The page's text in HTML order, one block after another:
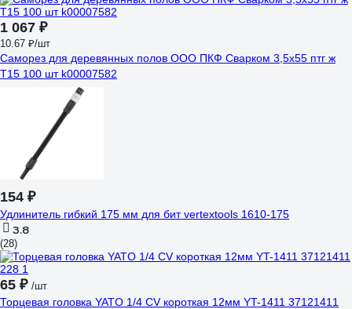
1 067 ₽
10.67 ₽/шт
Саморез для деревянных полов ООО ПКФ Сварком 3,5x55 птг ж
Т15 100 шт k00007582
154 ₽
Удлинитель гибкий 175 мм для бит vertextools 1610-175
3.8
(28)
65 ₽ /шт
Торцевая головка YATO 1/4 CV короткая 12мм YT-1411 37121411